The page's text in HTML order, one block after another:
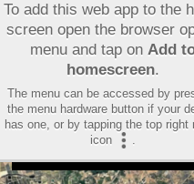
en redes
el triunfo
To add this web app to the
screen open the browser
menu and tap on Add
homescreen.
The menu can be accessed by
the menu hardware button if your
has one, or by tapping the top right
icon
.
Aviso sobre el Uso de
Utilizamos cookies nuestras y de
funcionamiento del digital. Puedes
cookies y como desconectarlas. Ver
Privacidad y Cookies
Aceptar Cookies